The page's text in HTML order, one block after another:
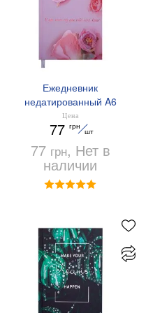
Ежедневник
недатированный A6
SPOLETO Buromax
BM.2607-10
Цена
77 грн
шт
77 грн, Нет в
наличии